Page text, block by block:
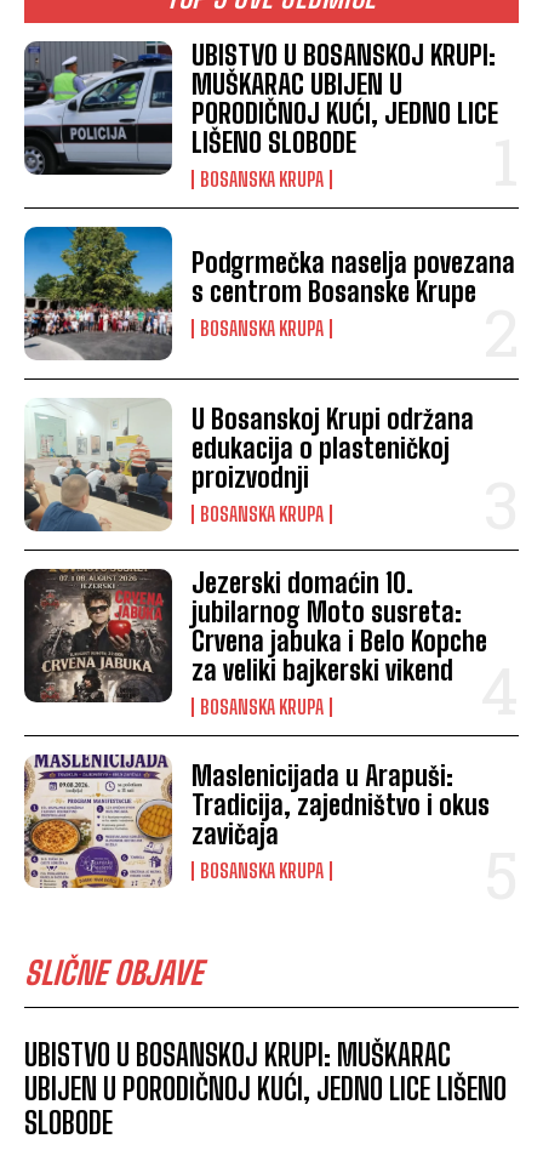
UBISTVO U BOSANSKOJ KRUPI:
MUŠKARAC UBIJEN U
PORODIČNOJ KUĆI, JEDNO LICE
LIŠENO SLOBODE
BOSANSKA KRUPA
Podgrmečka naselja povezana
s centrom Bosanske Krupe
BOSANSKA KRUPA
U Bosanskoj Krupi održana
edukacija o plasteničkoj
proizvodnji
BOSANSKA KRUPA
Jezerski domaćin 10.
jubilarnog Moto susreta:
Crvena jabuka i Belo Kopche
za veliki bajkerski vikend
BOSANSKA KRUPA
Maslenicijada u Arapuši:
Tradicija, zajedništvo i okus
zavičaja
BOSANSKA KRUPA
SLIČNE OBJAVE
UBISTVO U BOSANSKOJ KRUPI: MUŠKARAC
UBIJEN U PORODIČNOJ KUĆI, JEDNO LICE LIŠENO
SLOBODE